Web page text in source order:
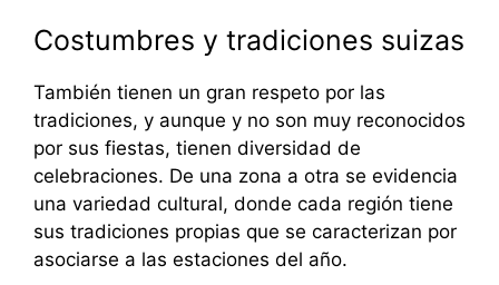
Costumbres y tradiciones suizas
También tienen un gran respeto por las
tradiciones, y aunque y no son muy reconocidos
por sus fiestas, tienen diversidad de
celebraciones. De una zona a otra se evidencia
una variedad cultural, donde cada región tiene
sus tradiciones propias que se caracterizan por
asociarse a las estaciones del año.